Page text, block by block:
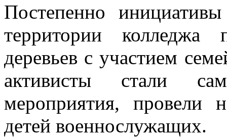
Постепенно
территории
деревьев с участием
активисты стали
мероприятия, провели
детей военнослужащих.